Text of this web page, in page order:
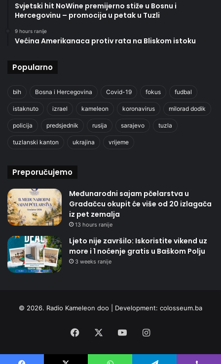
Svjetski hit NoWine premijerno stiže u Bosnu i
Hercegovinu – promocija u petak u Tuzli
9 hours ranije
Većina Amerikanaca protiv rata na Bliskom istoku
Popularno
bih Bosna i Hercegovina Covid-19 fokus fudbal
istaknuto izrael kameleon koronavirus milorad dodik
policija predsjednik rusija sarajevo tuzla
tuzlanski kanton ukrajina vrijeme
Preporučujemo
Međunarodni sajam pčelarstva u
Gradačcu okupit će više od 20 izlagača
iz pet zemalja
13 hours ranije
Ljeto nije završilo: Iskoristite vikend uz
more i 1 noćenje gratis u Baškom Polju
3 weeks ranije
© 2026. Radio Kameleon doo | Development: colosseum.ba
Facebook YouTubeInstagram